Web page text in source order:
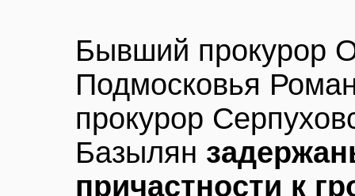
Бывший прокурор
Подмосковья
прокурор
Базылян
причастности к